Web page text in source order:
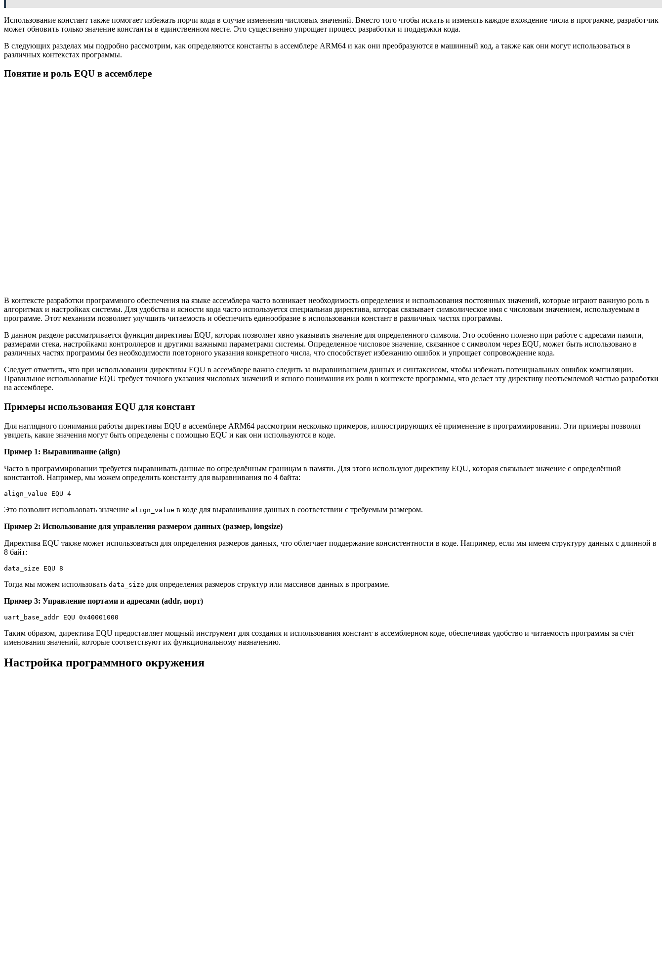
Использование констант также помогает избежать порчи кода в случае изменения числовых значений. Вместо того чтобы искать и изменять каждое вхождение числа в программе, разработчик
может обновить только значение константы в единственном месте. Это существенно упрощает процесс разработки и поддержки кода.
В следующих разделах мы подробно рассмотрим, как определяются константы в ассемблере ARM64 и как они преобразуются в машинный код, а также как они могут использоваться в
различных контекстах программы.
Понятие и роль EQU в ассемблере
В контексте разработки программного обеспечения на языке ассемблера часто возникает необходимость определения и использования постоянных значений, которые играют важную роль в
алгоритмах и настройках системы. Для удобства и ясности кода часто используется специальная директива, которая связывает символическое имя с числовым значением, используемым в
программе. Этот механизм позволяет улучшить читаемость и обеспечить единообразие в использовании констант в различных частях программы.
В данном разделе рассматривается функция директивы EQU, которая позволяет явно указывать значение для определенного символа. Это особенно полезно при работе с адресами памяти,
размерами стека, настройками контроллеров и другими важными параметрами системы. Определенное числовое значение, связанное с символом через EQU, может быть использовано в
различных частях программы без необходимости повторного указания конкретного числа, что способствует избежанию ошибок и упрощает сопровождение кода.
Следует отметить, что при использовании директивы EQU в ассемблере важно следить за выравниванием данных и синтаксисом, чтобы избежать потенциальных ошибок компиляции.
Правильное использование EQU требует точного указания числовых значений и ясного понимания их роли в контексте программы, что делает эту директиву неотъемлемой частью разработки
на ассемблере.
Примеры использования EQU для констант
Для наглядного понимания работы директивы EQU в ассемблере ARM64 рассмотрим несколько примеров, иллюстрирующих её применение в программировании. Эти примеры позволят
увидеть, какие значения могут быть определены с помощью EQU и как они используются в коде.
Пример 1: Выравнивание (align)
Часто в программировании требуется выравнивать данные по определённым границам в памяти. Для этого используют директиву EQU, которая связывает значение с определённой
константой. Например, мы можем определить константу для выравнивания по 4 байта:
Это позволит использовать значение align_value в коде для выравнивания данных в соответствии с требуемым размером.
Пример 2: Использование для управления размером данных (размер, longsize)
Директива EQU также может использоваться для определения размеров данных, что облегчает поддержание консистентности в коде. Например, если мы имеем структуру данных с длинной в
8 байт:
Тогда мы можем использовать data_size для определения размеров структур или массивов данных в программе.
Пример 3: Управление портами и адресами (addr, порт)
Таким образом, директива EQU предоставляет мощный инструмент для создания и использования констант в ассемблерном коде, обеспечивая удобство и читаемость программы за счёт
именования значений, которые соответствуют их функциональному назначению.
Настройка программного окружения